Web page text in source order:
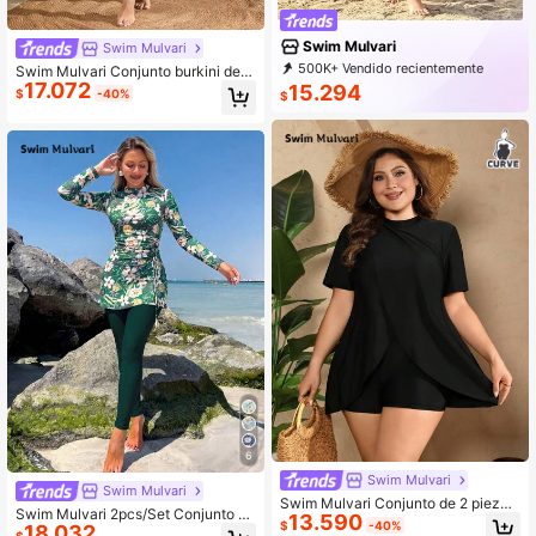
Swim Mulvari
Swim Mulvari Conjunto burkini de
manga larga minimalista de unicolor
talla grande
$17.072 -40%
6
Swim Mulvari
Swim Mulvari 2pcs/Set Conjunto de
Burkinis de Traje de Baño Casual d
Swim Mulvari
500K+ Vendido recientemente
99K+ Recompra
$15.294
Swim Mulvari
Swim Mulvari Conjunto de 2 piezas
para mujer talla grande, top de cárdi
$13.590 -40%